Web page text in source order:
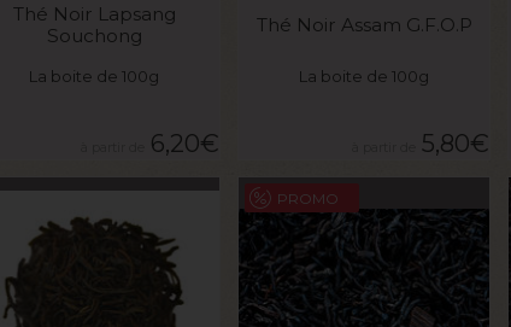
Thé Noir Lapsang
Souchong
La boite de 100g
6,20€
Thé Noir Assam G.F.O.P
La boite de 100g
5,80€
PROMO